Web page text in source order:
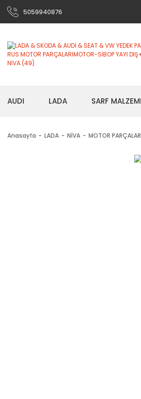
5059940876
AUDI LADA SARF
Anasayfa LADA NİVA MOTOR